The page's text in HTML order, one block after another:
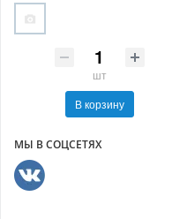
шт
В корзину
МЫ В СОЦСЕТЯХ